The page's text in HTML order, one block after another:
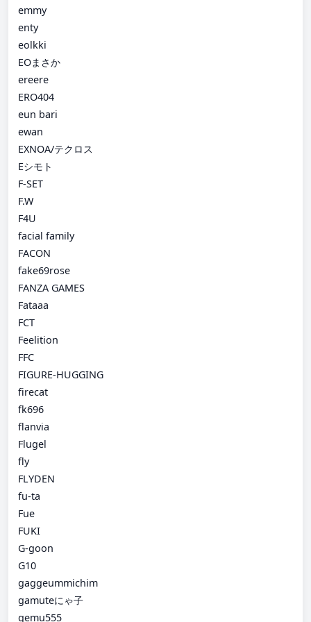
emmy
enty
eolkki
EOまさか
ereere
ERO404
eun bari
ewan
EXNOA/テクロス
Eシモト
F-SET
F.W
F4U
facial family
FACON
fake69rose
FANZA GAMES
Fataaa
FCT
Feelition
FFC
FIGURE-HUGGING
firecat
fk696
flanvia
Flugel
fly
FLYDEN
fu-ta
Fue
FUKI
G-goon
G10
gaggeummichim
gamuteにゃ子
gemu555